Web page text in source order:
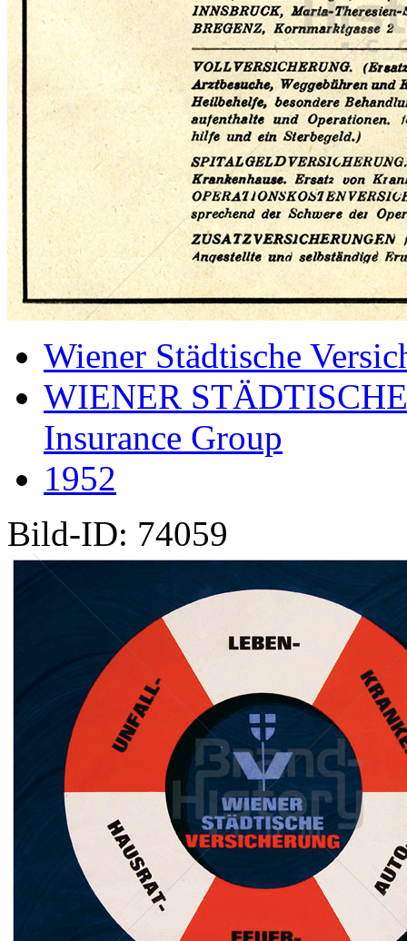
Wiener Städtische
WIENER
Insurance Group
1952
Bild-ID: 74059